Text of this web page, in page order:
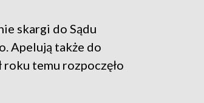
skargi do Sądu
Apelują także do
temu rozpoczęło